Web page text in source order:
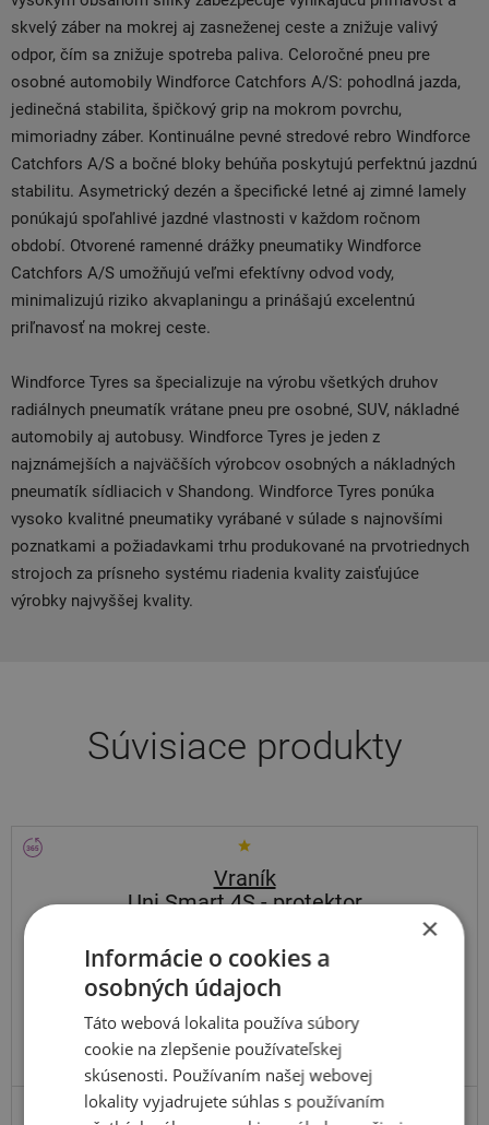
skvelý záber na mokrej aj zasneženej ceste a znižuje valivý
odpor, čím sa znižuje spotreba paliva. Celoročné pneu pre
osobné automobily Windforce Catchfors A/S: pohodlná jazda,
jedinečná stabilita, špičkový grip na mokrom povrchu,
mimoriadny záber. Kontinuálne pevné stredové rebro Windforce
Catchfors A/S a bočné bloky behúňa poskytujú perfektnú jazdnú
stabilitu. Asymetrický dezén a špecifické letné aj zimné lamely
ponúkajú spoľahlivé jazdné vlastnosti v každom ročnom
období. Otvorené ramenné drážky pneumatiky Windforce
Catchfors A/S umožňujú veľmi efektívny odvod vody,
minimalizujú riziko akvaplaningu a prinášajú excelentnú
priľnavosť na mokrej ceste.
Windforce Tyres sa špecializuje na výrobu všetkých druhov
radiálnych pneumatík vrátane pneu pre osobné, SUV, nákladné
automobily aj autobusy. Windforce Tyres je jeden z
najznámejších a najväčších výrobcov osobných a nákladných
pneumatík sídliacich v Shandong. Windforce Tyres ponúka
vysoko kvalitné pneumatiky vyrábané v súlade s najnovšími
poznatkami a požiadavkami trhu produkované na prvotriednych
strojoch za prísneho systému riadenia kvality zaisťujúce
výrobky najvyššej kvality.
Súvisiace produkty
Vraník
Uni Smart 4S - protektor
×
Informácie o cookies a
osobných údajoch
Táto webová lokalita používa súbory
cookie na zlepšenie používateľskej
skúsenosti. Používaním našej webovej
lokality vyjadrujete súhlas s používaním